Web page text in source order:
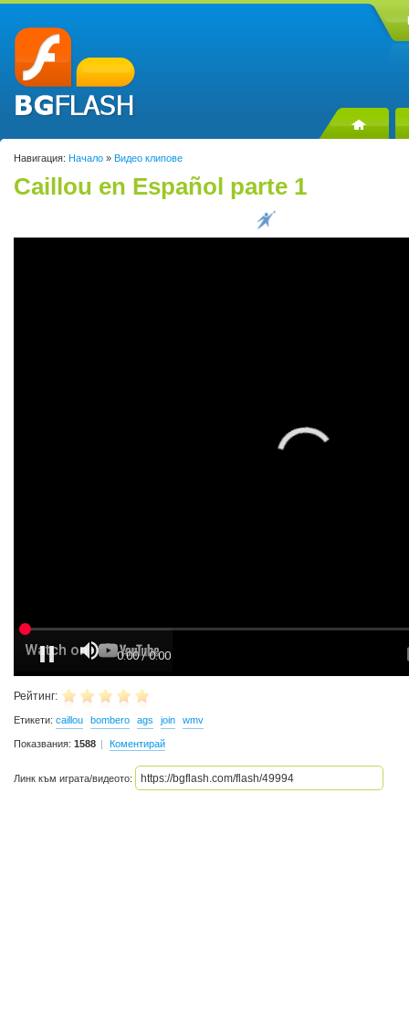
Навигация: Начало » Видео клипове
Caillou en Español parte 1
Рейтинг:
Етикети: caillou bombero ags join wmv
Показвания: 1588 Коментирай
Линк към играта/видеото: